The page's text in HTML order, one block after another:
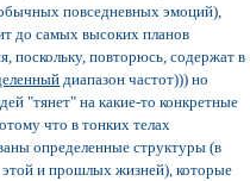
повседневных эмоций),
до самых высоких планов
поскольку, повторюсь, содержат в
диапазон частот))) но
"тянет" на какие-то конкретные
что в тонких телах
определенные структуры (в
этой и прошлых жизней), которые